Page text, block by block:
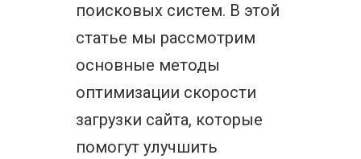
поисковых систем. В этой
статье мы рассмотрим
основные методы
оптимизации скорости
загрузки сайта, которые
помогут улучшить